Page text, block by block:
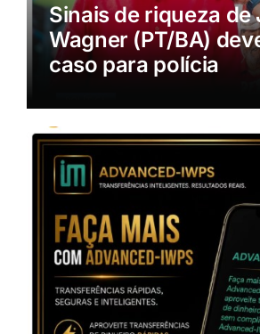
Sinais de riqueza de
Wagner (PT/BA)
caso para polícia